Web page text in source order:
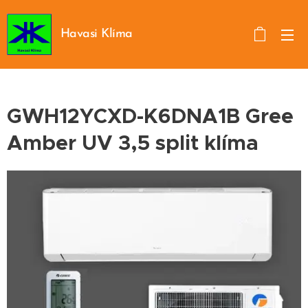
Havasi Klíma
GWH12YCXD-K6DNA1B Gree
Amber UV 3,5 split klíma